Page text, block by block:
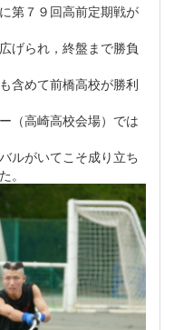
第７９回高前定期戦が
げられ，終盤まで勝負
含めて前橋高校が勝利
（高崎高校会場）では
ルがいてこそ成り立ち
。